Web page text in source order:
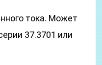
тока. Может
37.3701 или